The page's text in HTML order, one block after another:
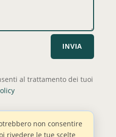
INVIA
al trattamento dei tuoi
non consentire
rivedere le tue scelte